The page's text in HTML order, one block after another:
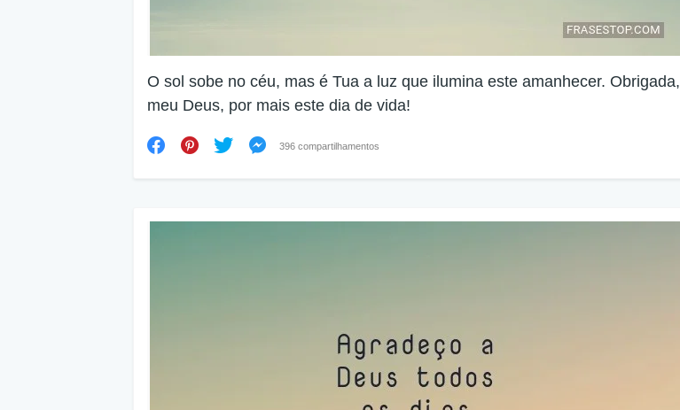
O sol sobe no céu, mas é Tua a luz que ilumina este amanhecer. Obrigada,
meu Deus, por mais este dia de vida!
396 compartilhamentos